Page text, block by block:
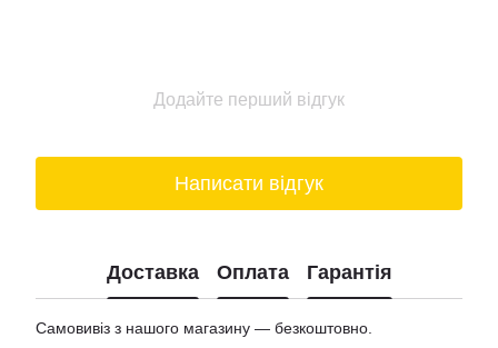
Додайте перший відгук
Написати відгук
Доставка Оплата Гарантія
Самовивіз з нашого магазину — безкоштовно.